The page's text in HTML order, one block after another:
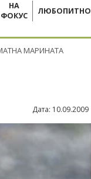
НА
ФОКУС
ЛЮБОПИТНО
МАРИНАТА
Дата: 10.09.2009